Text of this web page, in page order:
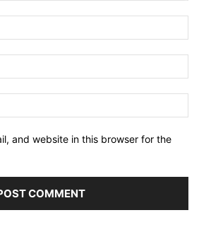
and website in this browser for the